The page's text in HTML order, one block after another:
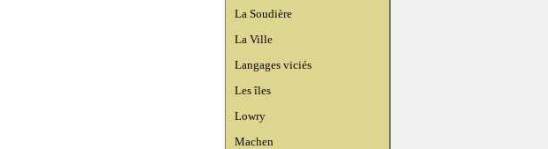
La Soudière
La Ville
Langages viciés
Les îles
Lowry
Machen